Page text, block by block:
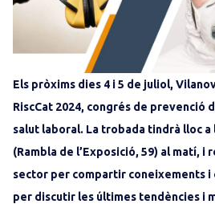
Els pròxims dies 4 i 5 de juliol,
RiscCat 2024, congrés de prevenció
salut laboral. La trobada tindrà lloc a
(Rambla de l’Exposició, 59) al matí,
sector per compartir coneixements i
per discutir les últimes tendències i